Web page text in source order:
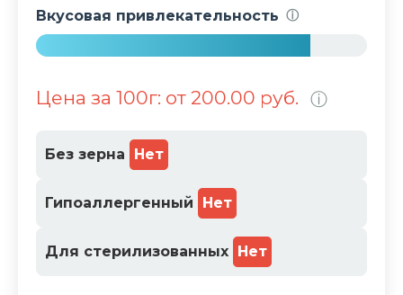
Вкусовая привлекательность ⓘ
Цена за 100г: от 200.00 руб. ⓘ
Без зерна Нет
Гипоаллергенный Нет
Для стерилизованных Нет